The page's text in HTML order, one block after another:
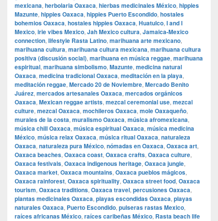
mexicana, herbolaria Oaxaca, hierbas medicinales México, hippies
Mazunte, hippies Oaxaca, hippies Puerto Escondido, hostales
bohemios Oaxaca, hostales hippies Oaxaca, Huatulco, I and I
Mexico, irie vibes Mexico, Jah Mexico cultura, Jamaica-Mexico
connection, lifestyle Rasta Latino, marihuana arte mexicano,
marihuana cultura, marihuana cultura mexicana, marihuana cultura
positiva (discusión social), marihuana en música reggae, marihuana
espiritual, marihuana simbolismo, Mazunte, medicina natural
Oaxaca, medicina tradicional Oaxaca, meditación en la playa,
meditación reggae, Mercado 20 de Noviembre, Mercado Benito
Juárez, mercados artesanales Oaxaca, mercados orgánicos
Oaxaca, Mexican reggae artists, mezcal ceremonial use, mezcal
culture, mezcal Oaxaca, mochileros Oaxaca, mole Oaxaqueño,
murales de la costa, muralismo Oaxaca, música afromexicana,
música chill Oaxaca, música espiritual Oaxaca, música medicina
México, música relax Oaxaca, música ritual Oaxaca, naturaleza
Oaxaca, naturaleza pura México, nómadas en Oaxaca, Oaxaca art,
Oaxaca beaches, Oaxaca coast, Oaxaca crafts, Oaxaca culture,
Oaxaca festivals, Oaxaca indigenous heritage, Oaxaca jungle,
Oaxaca market, Oaxaca mountains, Oaxaca pueblos mágicos,
Oaxaca rainforest, Oaxaca spirituality, Oaxaca street food, Oaxaca
tourism, Oaxaca traditions, Oaxaca travel, percusiones Oaxaca,
plantas medicinales Oaxaca, playas escondidas Oaxaca, playas
naturales Oaxaca, Puerto Escondido, pulseras rastas Mexico,
raíces africanas México, raíces caribeñas México, Rasta beach life